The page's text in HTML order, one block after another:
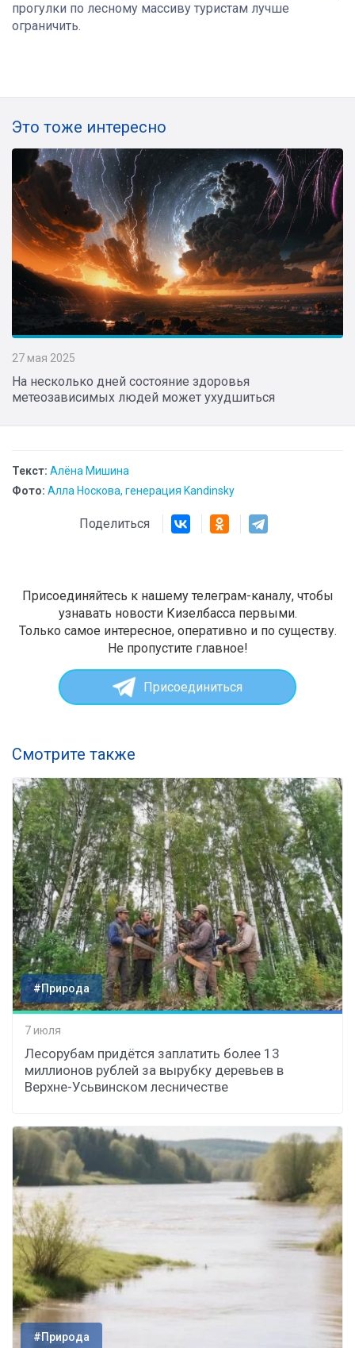
прогулки по лесному массиву туристам лучше
ограничить.
Это тоже интересно
27 мая 2025
На несколько дней состояние здоровья
метеозависимых людей может ухудшиться
Текст: Алёна Мишина
Фото: Алла Носкова, генерация Kandinsky
Поделиться
Присоединяйтесь к нашему телеграм-каналу, чтобы
узнавать новости Кизелбасса первыми.
Только самое интересное, оперативно и по существу.
Не пропустите главное!
Присоединиться
Смотрите также
#Природа
7 июля
Лесорубам придётся заплатить более 13
миллионов рублей за вырубку деревьев в
Верхне-Усьвинском лесничестве
#Природа